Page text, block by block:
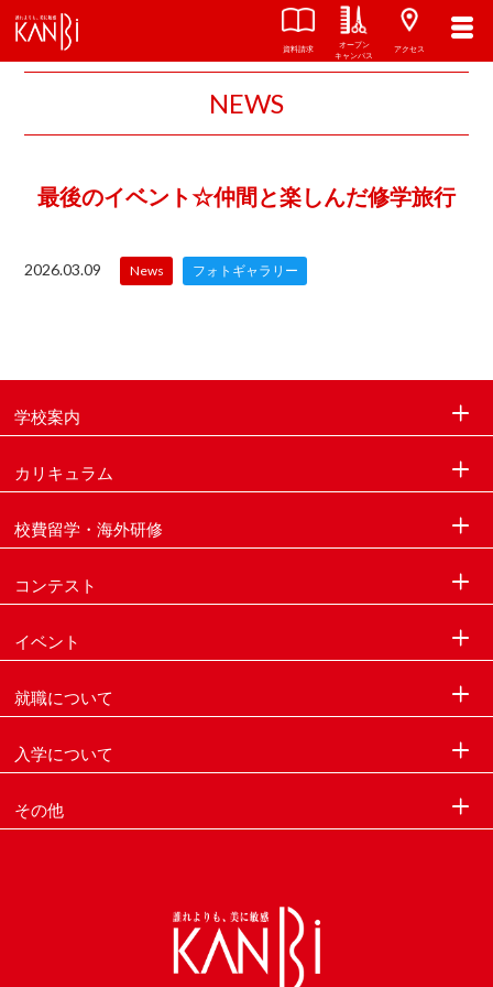
アクセス
オープン
キャンパス
資料請求
NEWS
最後のイベント☆仲間と楽しんだ修学旅行
2026.03.09 News フォトギャラリー
学校案内
カリキュラム
校費留学・海外研修
コンテスト
イベント
就職について
入学について
その他